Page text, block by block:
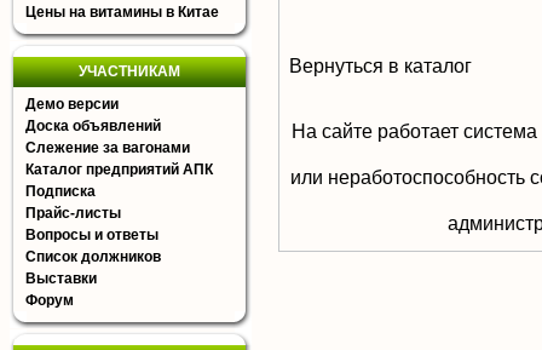
Цены на витамины в Китае
УЧАСТНИКАМ
Демо версии
Доска объявлений
Слежение за вагонами
Каталог предприятий АПК
Подписка
Прайс-листы
Вопросы и ответы
Список должников
Выставки
Форум
Вернуться в каталог
На сайте работает
или неработоспособность